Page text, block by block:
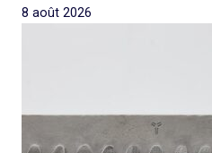
8 août 2026